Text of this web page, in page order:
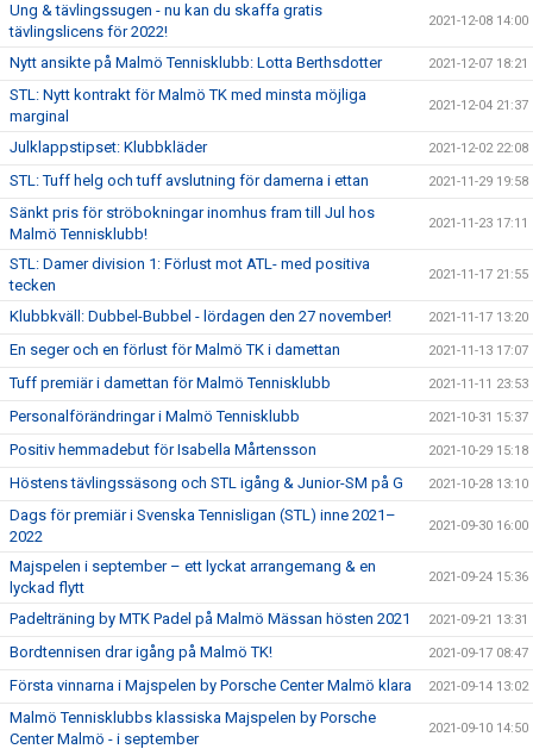
Ung & tävlingssugen - nu kan du skaffa gratis
tävlingslicens för 2022!
2021-12-08 14:00
Nytt ansikte på Malmö Tennisklubb: Lotta Berthsdotter 2021-12-07 18:21
STL: Nytt kontrakt för Malmö TK med minsta möjliga
marginal
2021-12-04 21:37
Julklappstipset: Klubbkläder 2021-12-02 22:08
STL: Tuff helg och tuff avslutning för damerna i ettan 2021-11-29 19:58
Sänkt pris för ströbokningar inomhus fram till Jul hos
Malmö Tennisklubb!
2021-11-23 17:11
STL: Damer division 1: Förlust mot ATL- med positiva
tecken
2021-11-17 21:55
Klubbkväll: Dubbel-Bubbel - lördagen den 27 november! 2021-11-17 13:20
En seger och en förlust för Malmö TK i damettan 2021-11-13 17:07
Tuff premiär i damettan för Malmö Tennisklubb 2021-11-11 23:53
Personalförändringar i Malmö Tennisklubb 2021-10-31 15:37
Positiv hemmadebut för Isabella Mårtensson 2021-10-29 15:18
Höstens tävlingssäsong och STL igång & Junior-SM på G 2021-10-28 13:10
Dags för premiär i Svenska Tennisligan (STL) inne 2021–
2022
2021-09-30 16:00
Majspelen i september – ett lyckat arrangemang & en
lyckad flytt
2021-09-24 15:36
Padelträning by MTK Padel på Malmö Mässan hösten 2021 2021-09-21 13:31
Bordtennisen drar igång på Malmö TK! 2021-09-17 08:47
Första vinnarna i Majspelen by Porsche Center Malmö klara 2021-09-14 13:02
Malmö Tennisklubbs klassiska Majspelen by Porsche
Center Malmö - i september
2021-09-10 14:50